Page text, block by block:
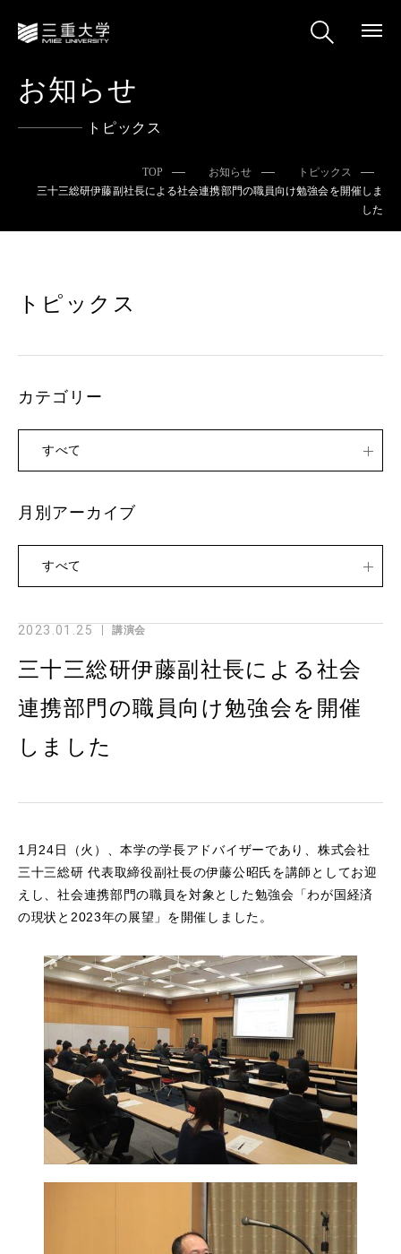
お知らせ
トピックス
TOP お知らせ
トピックス
三十三総研伊藤副社長による社会連携部門の職員向け勉強会を開催しま
した
2023.01.25 講演会
三十三総研伊藤副社長による社会
連携部門の職員向け勉強会を開催
しました
1月24日（火）、本学の学長アドバイザーであり、株式会社
三十三総研 代表取締役副社長の伊藤公昭氏を講師としてお迎
えし、社会連携部門の職員を対象とした勉強会「わが国経済
の現状と2023年の展望」を開催しました。
トピックス
カテゴリー
すべて
月別アーカイブ
すべて